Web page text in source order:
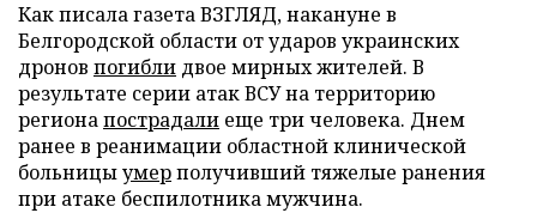
Как писала газета ВЗГЛЯД, накануне в
Белгородской области от ударов украинских
дронов погибли двое мирных жителей. В
результате серии атак ВСУ на территорию
регионапострадали еще три человека. Днем
ранее в реанимации областной клинической
больницыумерполучивший тяжелые ранения
при атаке беспилотника мужчина.